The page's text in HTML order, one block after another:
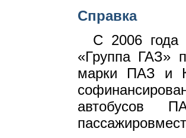
Справка
С 2006 года
«Группа ГАЗ»
марки ПАЗ и
автобусов